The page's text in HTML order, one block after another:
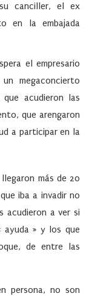
canciller, el ex
en la embajada
el empresario
megaconcierto
acudieron las
que arengaron
a participar en la
más de 20
iba a invadir no
acudieron a ver si
ayuda » y los que
de entre las
persona, no son